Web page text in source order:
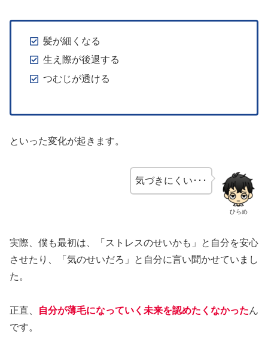
髪が細くなる
生え際が後退する
つむじが透ける
といった変化が起きます。
ひらめ
気づきにくい･･･
実際、僕も最初は、「ストレスのせいかも」と自分を安心
させたり、「気のせいだろ」と自分に言い聞かせていまし
た。
正直、 自分が薄毛になっていく未来を認めたくなかったん
です。